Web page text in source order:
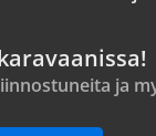
ja